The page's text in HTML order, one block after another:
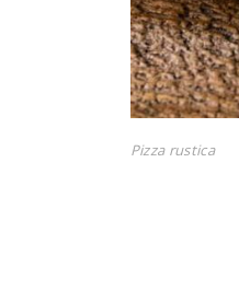
Pizza rustica